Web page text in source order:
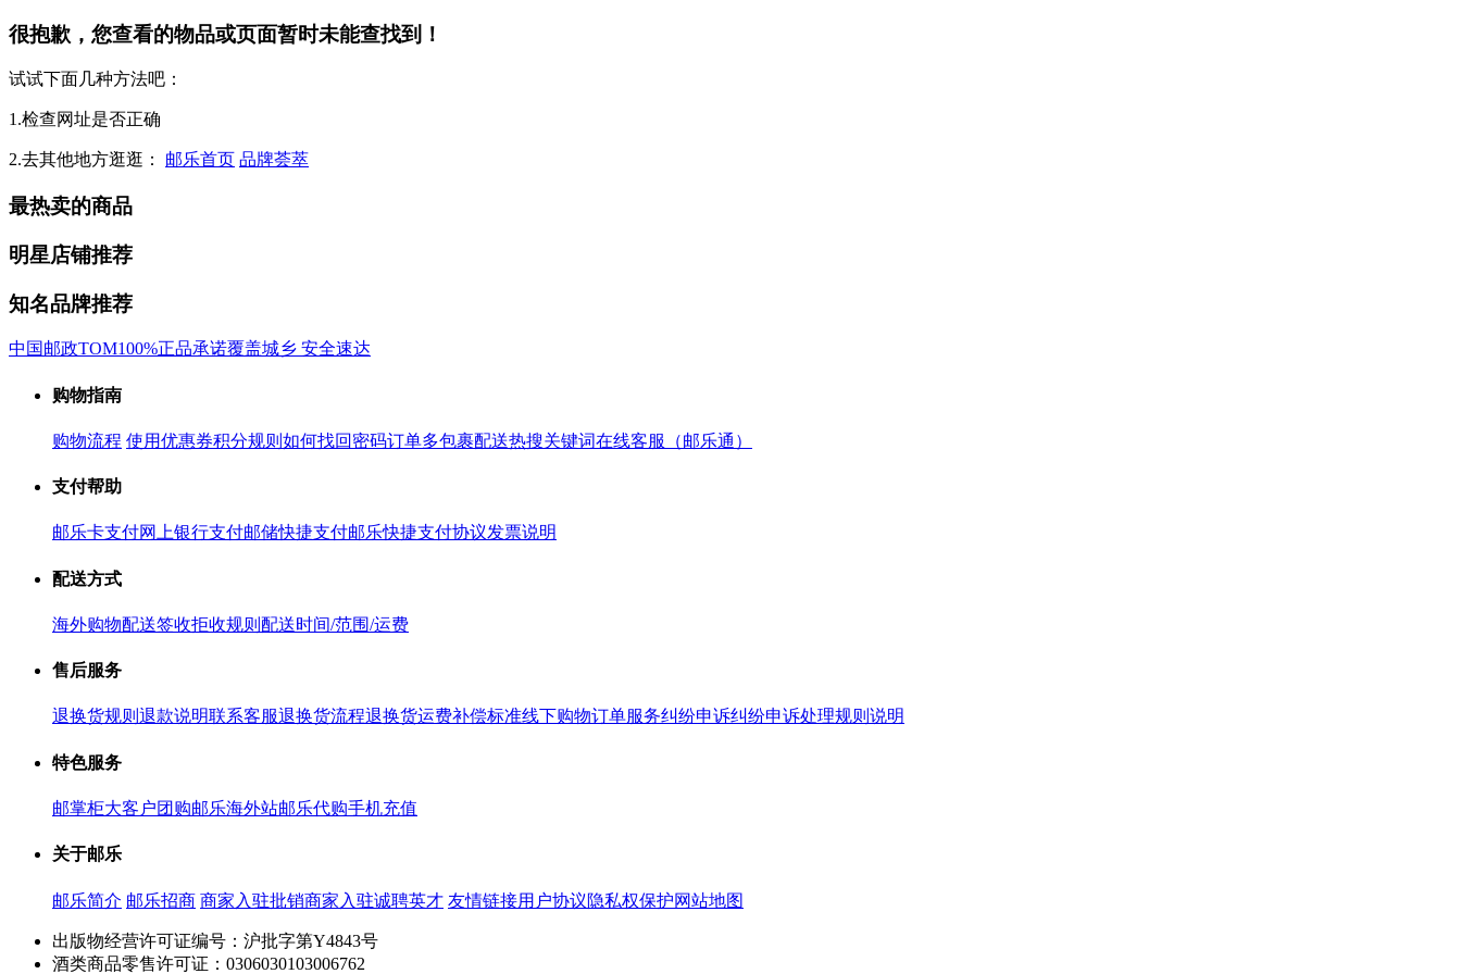
很抱歉，您查看的物品或页面暂时未能查找到！
试试下面几种方法吧：
1.检查网址是否正确
2.去其他地方逛逛： 邮乐首页 品牌荟萃
最热卖的商品
明星店铺推荐
知名品牌推荐
中国邮政TOM100%正品承诺覆盖城乡 安全速达
购物指南
购物流程 使用优惠券积分规则 如何找回密码订单多包裹配送热搜关键词在线客服（邮乐通）
支付帮助
邮乐卡支付网上银行支付邮储快捷支付邮乐快捷支付协议发票说明
配送方式
海外购物配送签收拒收规则 配送时间/范围/运费
售后服务
退换货规则 退款说明联系客服退换货流程退换货运费补偿标准线下购物订单服务纠纷申诉纠纷申诉处理规则说明
特色服务
邮掌柜大客户团购邮乐海外站邮乐代购手机充值
关于邮乐
邮乐简介 邮乐招商 商家入驻批销商家入驻诚聘英才 友情链接用户协议隐私权保护网站地图
出版物经营许可证编号：沪批字第Y4843号
酒类商品零售许可证：0306030103006762